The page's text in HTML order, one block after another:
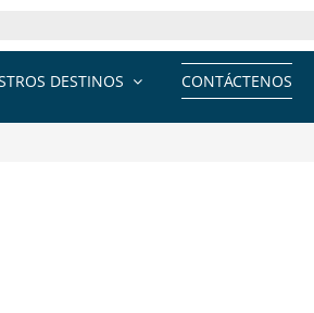
CONTÁCTENOS
DESTINOS